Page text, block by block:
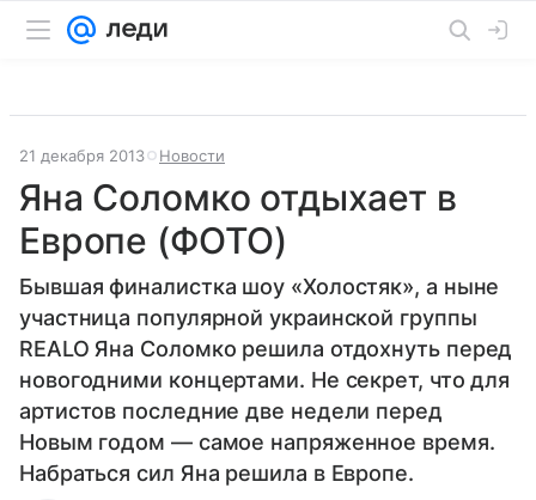
21 декабря 2013 Новости
Яна Соломко отдыхает в
Европе (ФОТО)
Бывшая финалистка шоу «Холостяк», а ныне
участница популярной украинской группы
REALO Яна Соломко решила отдохнуть перед
новогодними концертами. Не секрет, что для
артистов последние две недели перед
Новым годом — самое напряженное время.
Набраться сил Яна решила в Европе.